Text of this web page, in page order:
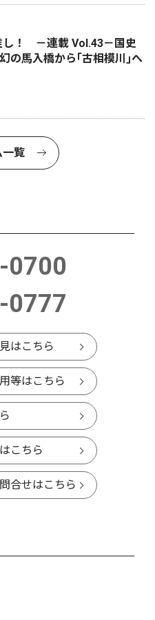
し！ －連載 Vol.43－国史
の馬入橋から｢古相模川｣へ
一覧
0700
0777
はこちら
等はこちら
こちら
合せはこちら